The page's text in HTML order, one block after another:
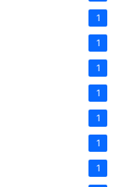
1
1
1
1
1
1
1